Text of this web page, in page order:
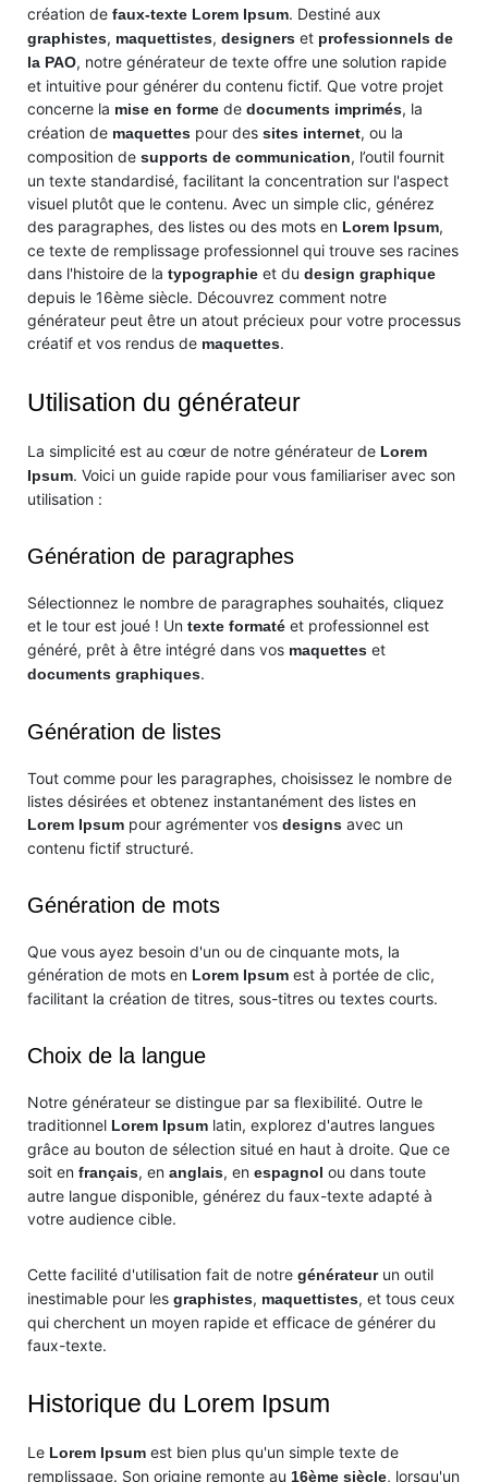
création de faux-texte Lorem Ipsum. Destiné aux
graphistes, maquettistes, designers et professionnels de
la PAO, notre générateur de texte offre une solution rapide
et intuitive pour générer du contenu fictif. Que votre projet
concerne la mise en forme de documents imprimés, la
création de maquettes pour des sites internet, ou la
composition de supports de communication, l’outil fournit
un texte standardisé, facilitant la concentration sur l'aspect
visuel plutôt que le contenu. Avec un simple clic, générez
des paragraphes, des listes ou des mots en Lorem Ipsum,
ce texte de remplissage professionnel qui trouve ses racines
dans l'histoire de la typographie et du design graphique
depuis le 16ème siècle. Découvrez comment notre
générateur peut être un atout précieux pour votre processus
créatif et vos rendus de maquettes.
Utilisation du générateur
La simplicité est au cœur de notre générateur de Lorem
Ipsum. Voici un guide rapide pour vous familiariser avec son
utilisation :
Génération de paragraphes
Sélectionnez le nombre de paragraphes souhaités, cliquez
et le tour est joué ! Un texte formaté et professionnel est
généré, prêt à être intégré dans vos maquettes et
documents graphiques.
Génération de listes
Tout comme pour les paragraphes, choisissez le nombre de
listes désirées et obtenez instantanément des listes en
Lorem Ipsum pour agrémenter vos designs avec un
contenu fictif structuré.
Génération de mots
Que vous ayez besoin d'un ou de cinquante mots, la
génération de mots en Lorem Ipsum est à portée de clic,
facilitant la création de titres, sous-titres ou textes courts.
Choix de la langue
Notre générateur se distingue par sa flexibilité. Outre le
traditionnel Lorem Ipsum latin, explorez d'autres langues
grâce au bouton de sélection situé en haut à droite. Que ce
soit en français, en anglais, en espagnol ou dans toute
autre langue disponible, générez du faux-texte adapté à
votre audience cible.
Cette facilité d'utilisation fait de notre générateurun outil
inestimable pour les graphistes, maquettistes, et tous ceux
qui cherchent un moyen rapide et efficace de générer du
faux-texte.
Historique du Lorem Ipsum
Le Lorem Ipsum est bien plus qu'un simple texte de
remplissage. Son origine remonte au 16ème siècle, lorsqu'un